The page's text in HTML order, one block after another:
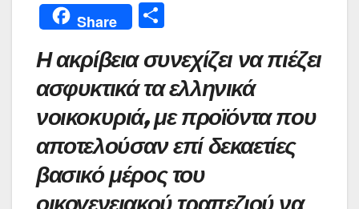
a
c
e
b
o
o
k
w
itt
er
h
at
s
A
p
p
m
ai
l
e
st
s
e
n
g
er
gr
m
Share
ρ
α
σ
τε
ίτ
ε
Η ακρίβεια συνεχίζει να πιέζει
ασφυκτικά τα ελληνικά
νοικοκυριά, με προϊόντα που
αποτελούσαν επί δεκαετίες
βασικό μέρος του
οικογενειακού τραπεζιού να